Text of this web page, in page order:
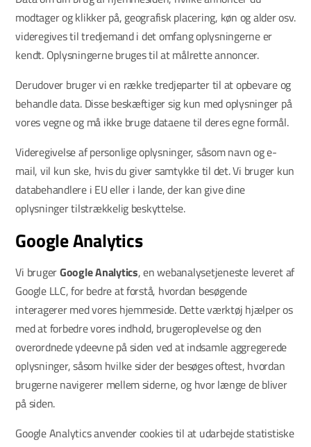
modtager og klikker på, geografisk placering, køn og alder osv.
videregives til tredjemand i det omfang oplysningerne er
kendt. Oplysningerne bruges til at målrette annoncer.
Derudover bruger vi en række tredjeparter til at opbevare og
behandle data. Disse beskæftiger sig kun med oplysninger på
vores vegne og må ikke bruge dataene til deres egne formål.
Videregivelse af personlige oplysninger, såsom navn og e-
mail, vil kun ske, hvis du giver samtykke til det. Vi bruger kun
databehandlere i EU eller i lande, der kan give dine
oplysninger tilstrækkelig beskyttelse.
Google Analytics
Vi brugerGoogle Analytics, en webanalysetjeneste leveret af
Google LLC, for bedre at forstå, hvordan besøgende
interagerer med vores hjemmeside. Dette værktøj hjælper os
med at forbedre vores indhold, brugeroplevelse og den
overordnede ydeevne på siden ved at indsamle aggregerede
oplysninger, såsom hvilke sider der besøges oftest, hvordan
brugerne navigerer mellem siderne, og hvor længe de bliver
på siden.
Google Analytics anvender cookies til at udarbejde statistiske